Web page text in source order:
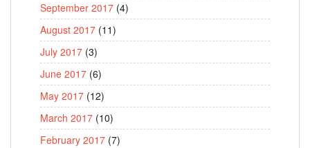
September 2017 (4)
August 2017 (11)
July 2017 (3)
June 2017 (6)
May 2017 (12)
March 2017 (10)
February 2017 (7)